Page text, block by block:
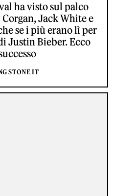
ha visto sul palco
Jack White e
se i più erano lì per
Justin Bieber. Ecco
STONE IT